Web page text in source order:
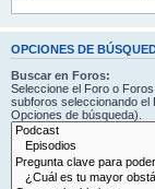
OPCIONES DE
Buscar en Foros:
Seleccione el Foro o
subforos seleccionando el
Opciones de búsqueda).